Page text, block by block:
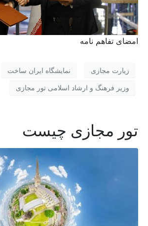
امضای تفاهم نامه
زیارت مجازی نمایشگاه ایران ساخت
وزیر فرهنگ و ارشاد اسلامی تور مجازی
تور مجازی چیست